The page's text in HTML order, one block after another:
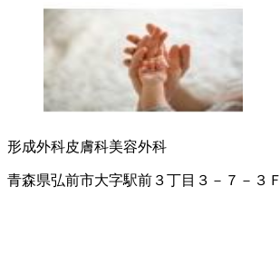
形成外科皮膚科美容外科
青森県弘前市大字駅前３丁目３－７－３Ｆ